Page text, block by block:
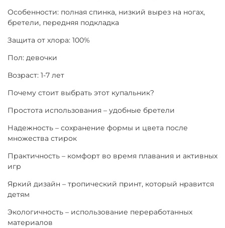
Особенности: полная спинка, низкий вырез на ногах,
бретели, передняя подкладка
Защита от хлора: 100%
Пол: девочки
Возраст: 1-7 лет
Почему стоит выбрать этот купальник?
Простота использования – удобные бретели
Надежность – сохранение формы и цвета после
множества стирок
Практичность – комфорт во время плавания и активных
игр
Яркий дизайн – тропический принт, который нравится
детям
Экологичность – использование переработанных
материалов